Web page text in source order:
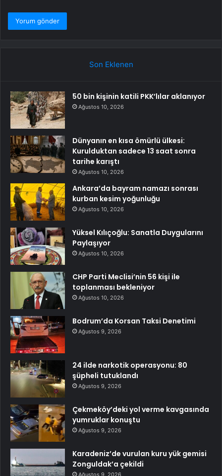
Son Eklenen
50 bin kişinin katili PKK’lılar aklanıyor
Ağustos 10, 2026
Dünyanın en kısa ömürlü ülkesi:
Kurulduktan sadece 13 saat sonra
tarihe karıştı
Ağustos 10, 2026
Ankara’da bayram namazı sonrası
kurban kesim yoğunluğu
Ağustos 10, 2026
Yüksel Kılıçoğlu: Sanatla Duygularını
Paylaşıyor
Ağustos 10, 2026
CHP Parti Meclisi’nin 56 kişi ile
toplanması bekleniyor
Ağustos 10, 2026
Bodrum’da Korsan Taksi Denetimi
Ağustos 9, 2026
24 ilde narkotik operasyonu: 80
şüpheli tutuklandı
Ağustos 9, 2026
Çekmeköy’deki yol verme kavgasında
yumruklar konuştu
Ağustos 9, 2026
Karadeniz’de vurulan kuru yük gemisi
Zonguldak’a çekildi
Ağustos 9, 2026